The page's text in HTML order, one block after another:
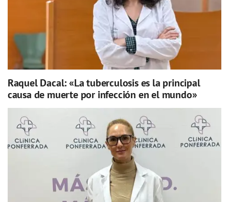
Raquel Dacal: «La tuberculosis es la principal
causa de muerte por infección en el mundo»